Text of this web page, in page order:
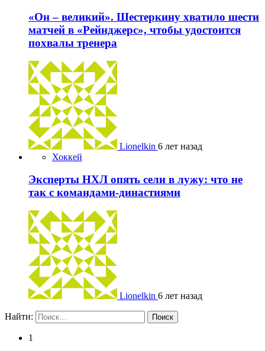
«Он – великий». Шестеркину хватило шести
матчей в «Рейнджерс», чтобы удостоится
похвалы тренера
Lionelkin 6 лет назад
Хоккей
Эксперты НХЛ опять сели в лужу: что не
так с командами-династиями
Lionelkin 6 лет назад
Найти:
1